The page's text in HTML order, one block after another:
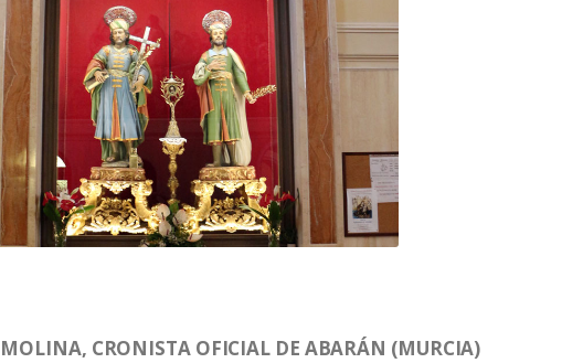
MOLINA, CRONISTA OFICIAL DE ABARÁN (MURCIA)